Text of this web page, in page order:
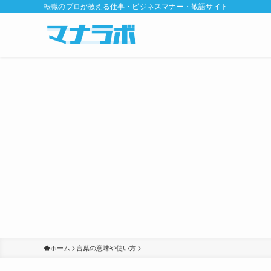
転職のプロが教える仕事・ビジネスマナー・敬語サイト
ホーム 言葉の意味や使い方